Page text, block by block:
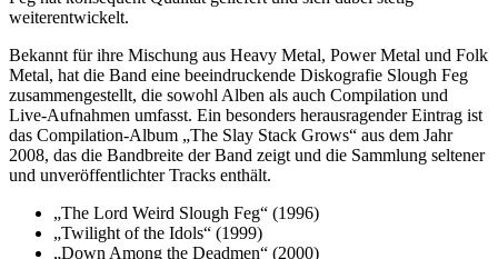
weiterentwickelt.
Bekannt für ihre Mischung aus Heavy Metal, Power Metal und Folk
Metal, hat die Band eine beeindruckende Diskografie Slough Feg
zusammengestellt, die sowohl Alben als auch Compilation und
Live-Aufnahmen umfasst. Ein besonders herausragender Eintrag ist
das Compilation-Album „The Slay Stack Grows“ aus dem Jahr
2008, das die Bandbreite der Band zeigt und die Sammlung seltener
und unveröffentlichter Tracks enthält.
„The Lord Weird Slough Feg“ (1996)
„Twilight of the Idols“ (1999)
„Down Among the Deadmen“ (2000)